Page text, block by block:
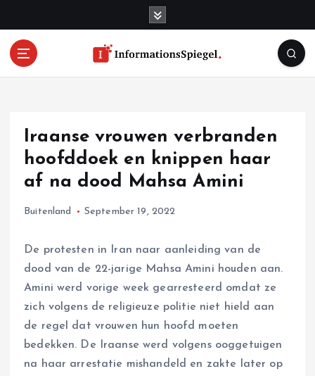
Iraanse vrouwen verbranden
hoofddoek en knippen haar
af na dood Mahsa Amini
Buitenland September 19, 2022
De protesten in Iran naar aanleiding van de
dood van de 22-jarige Mahsa Amini houden aan.
Amini werd vorige week gearresteerd omdat ze
zich volgens de religieuze politie niet hield aan
de regel dat vrouwen hun hoofd moeten
bedekken. De Iraanse werd volgens ooggetuigen
na haar arrestatie mishandeld en zakte later op